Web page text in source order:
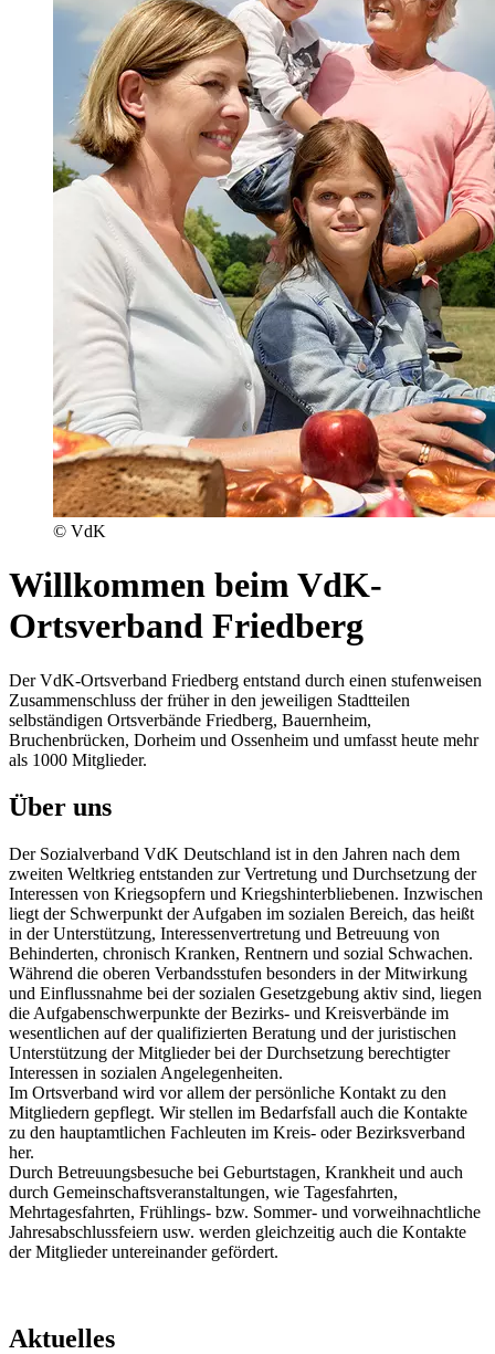
© VdK
Willkommen beim VdK-
Ortsverband Friedberg
Der VdK-Ortsverband Friedberg entstand durch einen stufenweisen
Zusammenschluss der früher in den jeweiligen Stadtteilen
selbständigen Ortsverbände Friedberg, Bauernheim,
Bruchenbrücken, Dorheim und Ossenheim und umfasst heute mehr
als 1000 Mitglieder.
Über uns
Der Sozialverband VdK Deutschland ist in den Jahren nach dem
zweiten Weltkrieg entstanden zur Vertretung und Durchsetzung der
Interessen von Kriegsopfern und Kriegshinterbliebenen. Inzwischen
liegt der Schwerpunkt der Aufgaben im sozialen Bereich, das heißt
in der Unterstützung, Interessenvertretung und Betreuung von
Behinderten, chronisch Kranken, Rentnern und sozial Schwachen.
Während die oberen Verbandsstufen besonders in der Mitwirkung
und Einflussnahme bei der sozialen Gesetzgebung aktiv sind, liegen
die Aufgabenschwerpunkte der Bezirks- und Kreisverbände im
wesentlichen auf der qualifizierten Beratung und der juristischen
Unterstützung der Mitglieder bei der Durchsetzung berechtigter
Interessen in sozialen Angelegenheiten.
Im Ortsverband wird vor allem der persönliche Kontakt zu den
Mitgliedern gepflegt. Wir stellen im Bedarfsfall auch die Kontakte
zu den hauptamtlichen Fachleuten im Kreis- oder Bezirksverband
her.
Durch Betreuungsbesuche bei Geburtstagen, Krankheit und auch
durch Gemeinschaftsveranstaltungen, wie Tagesfahrten,
Mehrtagesfahrten, Frühlings- bzw. Sommer- und vorweihnachtliche
Jahresabschlussfeiern usw. werden gleichzeitig auch die Kontakte
der Mitglieder untereinander gefördert.
Aktuelles